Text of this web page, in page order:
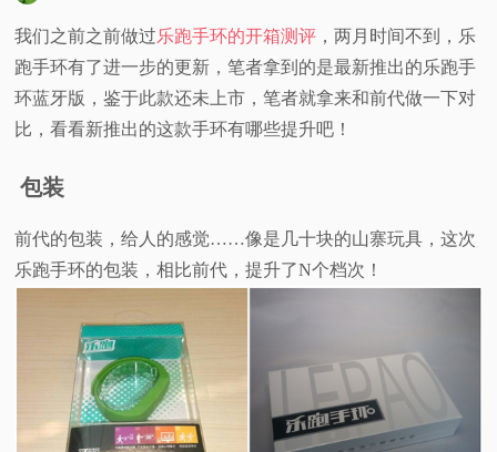
页
快
测
科
我们之前之前做过乐跑手环的开箱测评 ，两月时间不到，乐
跑手环有了进一步的更新，笔者拿到的是最新推出的乐跑手
环蓝牙版，鉴于此款还未上市，笔者就拿来和前代做一下对
比，看看新推出的这款手环有哪些提升吧！
包装
前代的包装，给人的感觉……像是几十块的山寨玩具，这次
乐跑手环的包装，相比前代，提升了N个档次！